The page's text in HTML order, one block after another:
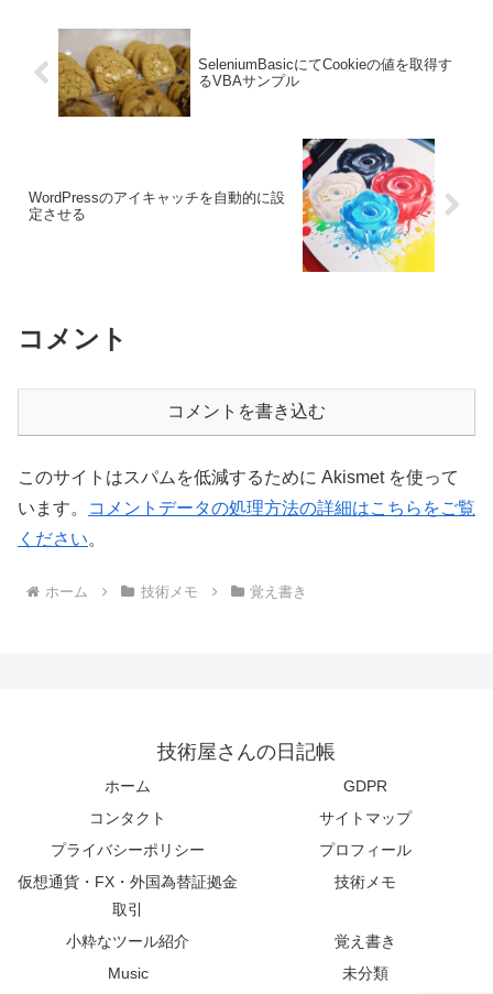
SeleniumBasicにてCookieの値を取得す
るVBAサンプル
WordPressのアイキャッチを自動的に設
定させる
コメント
コメントを書き込む
このサイトはスパムを低減するために Akismet を使って
います。
コメントデータの処理方法の詳細はこちらをご覧
ください。
ホーム 技術メモ 覚え書き
技術屋さんの日記帳
ホーム
GDPR
コンタクト
サイトマップ
プライバシーポリシー
プロフィール
仮想通貨・FX・外国為替証拠金
取引
技術メモ
小粋なツール紹介
覚え書き
Music
未分類